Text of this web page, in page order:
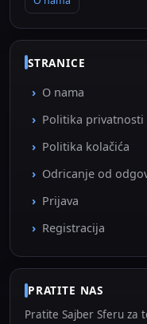
STRANICE
O nama
Politika privatnosti
Politika kolačića
Odricanje od
Prijava
Registracija
PRATITE NAS
Pratite Sajber Sferu za